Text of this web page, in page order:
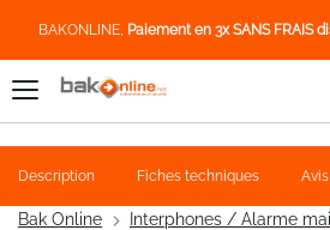
BAKONLINE, Paiement en 3x SANS FRAIS
Bak Online
Interphones / Alarme
Description Fiches techniques Avis